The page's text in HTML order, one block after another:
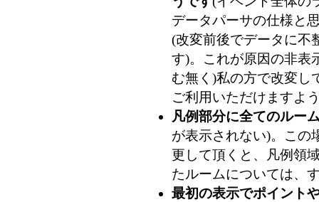
データパーサの仕様と
(改変前後でデータに不
す)。これが原因の非表
む無く)私の方で改変し
ご利用いただけますよ
凡例部分に全てのルー
が表示されない)。この
更して頂くと、凡例領
たルームについては、
最初の表示でポイント